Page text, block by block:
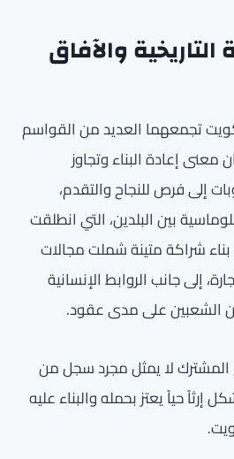
والآفاق
تجمعهما العديد من القواسم
معنى إعادة البناء وتجاوز
إلى فرص للنجاح والتقدم،
بين البلدين، التي انطلقت
في بناء شراكة متينة شملت مجالات
إلى جانب الروابط الإنسانية
الشعبين على مدى عقود.
المشترك لا يمثل مجرد سجل من
إرثاً حياً يعتز بحمله والبناء عليه